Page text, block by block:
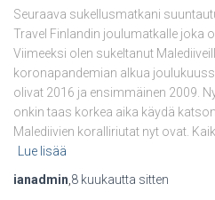
Seuraava sukellusmatkani
Travel Finlandin joulumatkalle joka
Viimeeksi olen sukeltanut
koronapandemian alkua
olivat 2016 ja ensimmäinen 2009.
onkin taas korkea aika käydä
Malediivien koralliriutat nyt ovat.
Lue lisää
ianadmin 8 kuukautta sitten